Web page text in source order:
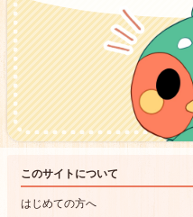
このサイトについて
はじめての方へ